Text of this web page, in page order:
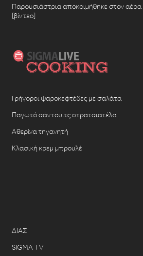
Παρουσιάστρια αποκοιμήθηκε στον αέρα
[βίντεο]
Γρήγοροι ψαροκεφτέδες με σαλάτα
Παγωτό σάντουιτς στρατσιατέλα
Αθερίνα τηγανητή
Κλασική κρεμ μπρουλέ
ΔΙΑΣ
SIGMA TV